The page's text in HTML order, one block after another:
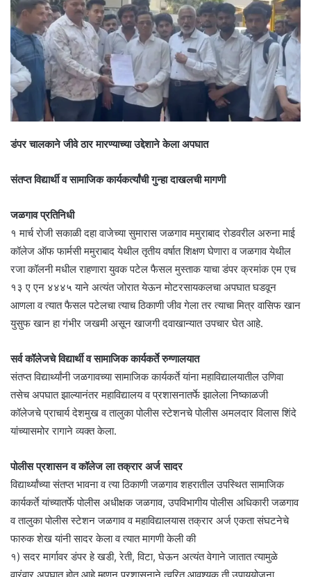
डंपर चालकाने जीवे ठार मारण्याच्या उद्देशाने केला अपघात
संतप्त विद्यार्थी व सामाजिक कार्यकर्त्यांची गुन्हा दाखलची मागणी
जळगाव प्रतिनिधी
१ मार्च रोजी सकाळी दहा वाजेच्या सुमारास जळगाव ममुराबाद रोडवरील अरुना माई
कॉलेज ऑफ फार्मसी ममुराबाद येथील तृतीय वर्षात शिक्षण घेणारा व जळगाव येथील
रजा कॉलनी मधील राहणारा युवक पटेल फैसल मुस्ताक याचा डंपर क्रमांक एम एच
१३ ए एन ४४४५ याने अत्यंत जोरात येऊन मोटरसायकलचा अपघात घडवून
आणला व त्यात फैसल पटेलचा त्याच ठिकाणी जीव गेला तर त्याचा मित्र वासिफ खान
युसुफ खान हा गंभीर जखमी असून खाजगी दवाखान्यात उपचार घेत आहे.
सर्व कॉलेजचे विद्यार्थी व सामाजिक कार्यकर्ते रुग्णालयात
संतप्त विद्यार्थ्यांनी जळगावच्या सामाजिक कार्यकर्ते यांना महाविद्यालयातील उणिवा
तसेच अपघात झाल्यानंतर महाविद्यालय व प्रशासनातर्फे झालेला निष्काळजी
कॉलेजचे प्राचार्य देशमुख व तालुका पोलीस स्टेशनचे पोलीस अमलदार विलास शिंदे
यांच्यासमोर रागाने व्यक्त केला.
पोलीस प्रशासन व कॉलेज ला तक्रार अर्ज सादर
विद्यार्थ्यांच्या संतप्त भावना व त्या ठिकाणी जळगाव शहरातील उपस्थित सामाजिक
कार्यकर्ते यांच्यातर्फे पोलीस अधीक्षक जळगाव, उपविभागीय पोलीस अधिकारी जळगाव
व तालुका पोलीस स्टेशन जळगाव व महाविद्यालयास तक्रार अर्ज एकता संघटनेचे
फारुक शेख यांनी सादर केला व त्यात मागणी केली की
१) सदर मार्गावर डंपर हे खडी, रेती, विटा, घेऊन अत्यंत वेगाने जातात त्यामुळे